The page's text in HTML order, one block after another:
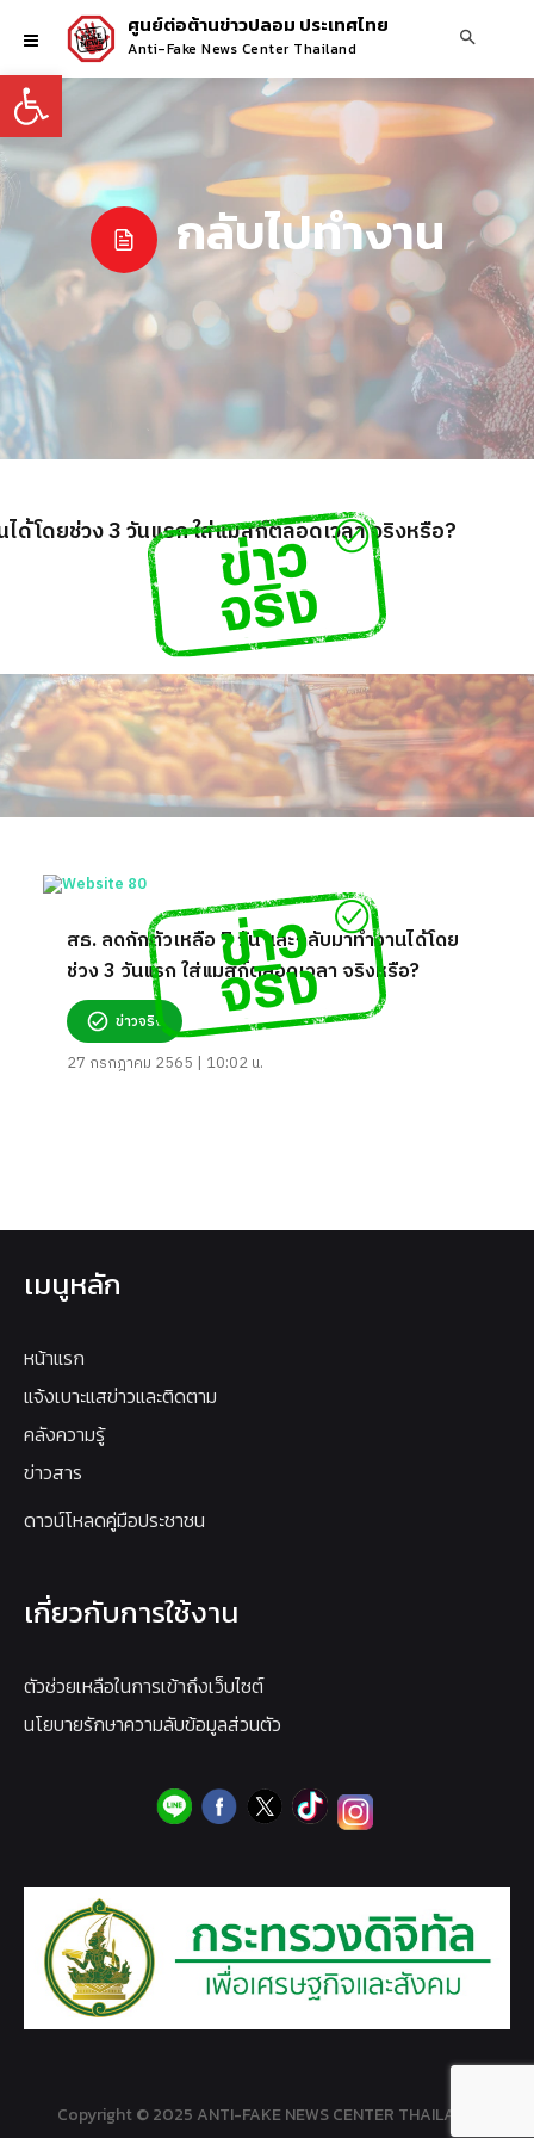
Open toolbar
ศูนย์ต่อต้านข่าวปลอม ประเทศไทย
Anti-Fake News Center Thailand
กลับไปทำงาน
ด้โดยช่วง 3 วันแรก ใส่แมสก์ตลอดเวลา จริงหรือ?
สธ. ลดกักตัวเหลือ 7 วัน และกลับมาทำงานได้โดย
ช่วง 3 วันแรก ใส่แมสก์ตลอดเวลา จริงหรือ?
ข่าวจริง
27 กรกฎาคม 2565 | 10:02 น.
เมนูหลัก
หน้าแรก
แจ้งเบาะแสข่าวและติดตาม
คลังความรู้
ข่าวสาร
ดาวน์โหลดคู่มือประชาชน
เกี่ยวกับการใช้งาน
ตัวช่วยเหลือในการเข้าถึงเว็บไซต์
นโยบายรักษาความลับข้อมูลส่วนตัว
Copyright © 2025 ANTI-FAKE NEWS CENTER THAILAND